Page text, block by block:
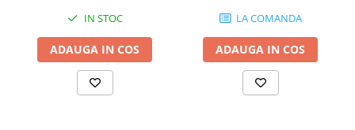
IN STOC
ADAUGA IN COS
LA COMANDA
ADAUGA IN COS